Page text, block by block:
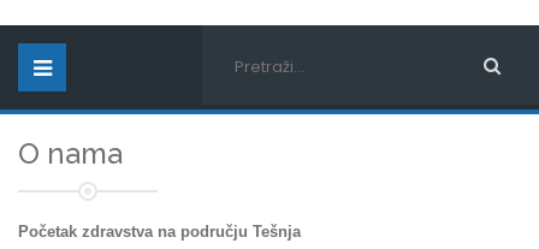
O nama
Početak zdravstva na području Tešnja